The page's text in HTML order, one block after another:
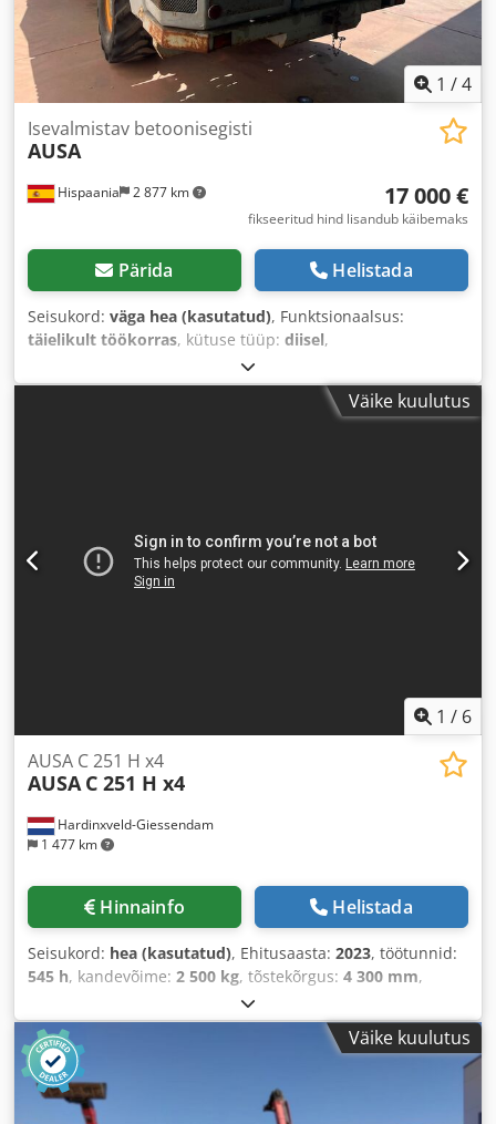
1 /4
Hispaania 2 877 km
Isevalmistav betoonisegisti
AUSA
17 000 €
fikseeritud hind lisandub käibemaks
Pärida Helistada
Seisukord: väga hea (kasutatud), Funktsionaalsus:
täielikult töökorras, kütuse tüüp: diisel,
Väike kuulutus
1 / 6
Hardinxveld-Giessendam
1 477 km
AUSA C 251 H x4
AUSA C 251 H x4
Hinnainfo Helistada
Seisukord: hea (kasutatud), Ehitusaasta: 2023, töötunnid:
545 h, kandevõime: 2 500 kg, tõstekõrgus: 4 300 mm,
, masti tüüp:
ehituskõrgus:2 340 mm,
Väike kuulutus